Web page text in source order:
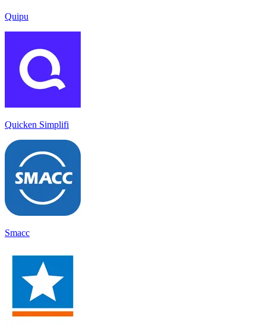
Quipu
Quicken Simplifi
Smacc